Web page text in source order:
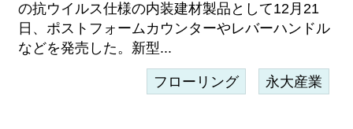
の抗ウイルス仕様の内装建材製品として12月21
日、ポストフォームカウンターやレバーハンドル
などを発売した。新型...
フローリング 永大産業